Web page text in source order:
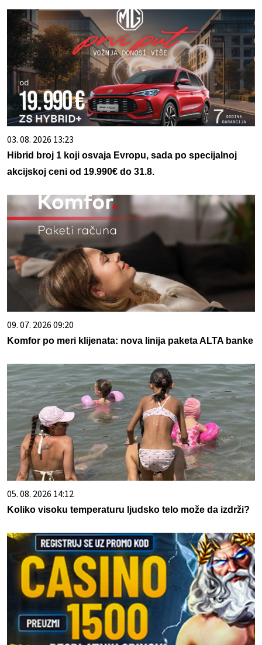
03. 08. 2026 13:23
Hibrid broj 1 koji osvaja Evropu, sada po specijalnoj
akcijskoj ceni od 19.990€ do 31.8.
09. 07. 2026 09:20
Komfor po meri klijenata: nova linija paketa ALTA banke
05. 08. 2026 14:12
Koliko visoku temperaturu ljudsko telo može da izdrži?